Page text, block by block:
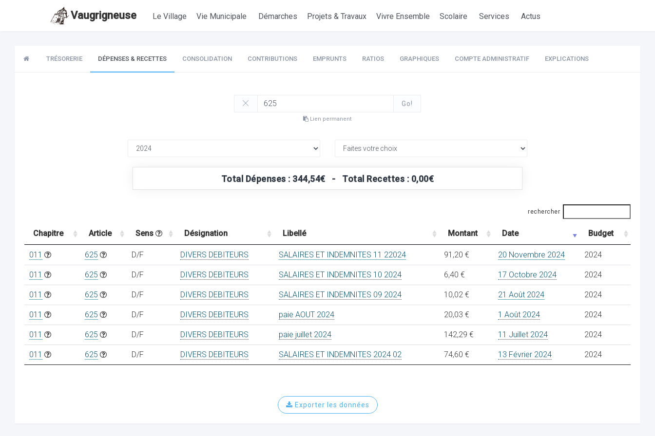
Vaugrigneuse Le Village Vie Municipale Démarches Projets & Travaux Vivre Ensemble Scolaire Services Actus
TRÉSORERIE DÉPENSES & RECETTES CONSOLIDATION CONTRIBUTIONS EMPRUNTS RATIOS GRAPHIQUES COMPTE ADMINISTRATIF EXPLICATIONS
Go!
Lien permanent
Total Dépenses : 344,54€ - Total Recettes : 0,00€
rechercher
Chapitre Article Sens Désignation Libellé Montant Date Budget
011 625 D/F DIVERS DEBITEURS SALAIRES ET INDEMNITES 11 22024 91,20 € 20 Novembre 2024 2024
011 625 D/F DIVERS DEBITEURS SALAIRES ET INDEMNITES 10 2024 6,40 € 17 Octobre 2024 2024
011 625 D/F DIVERS DEBITEURS SALAIRES ET INDEMNITES 09 2024 10,02 € 21 Août 2024 2024
011 625 D/F DIVERS DEBITEURS paie AOUT 2024 20,03 € 1 Août 2024 2024
011 625 D/F DIVERS DEBITEURS paie juillet 2024 142,29 € 11 Juillet 2024 2024
011 625 D/F DIVERS DEBITEURS SALAIRES ET INDEMNITES 2024 02 74,60 € 13 Février 2024 2024
Exporter les données